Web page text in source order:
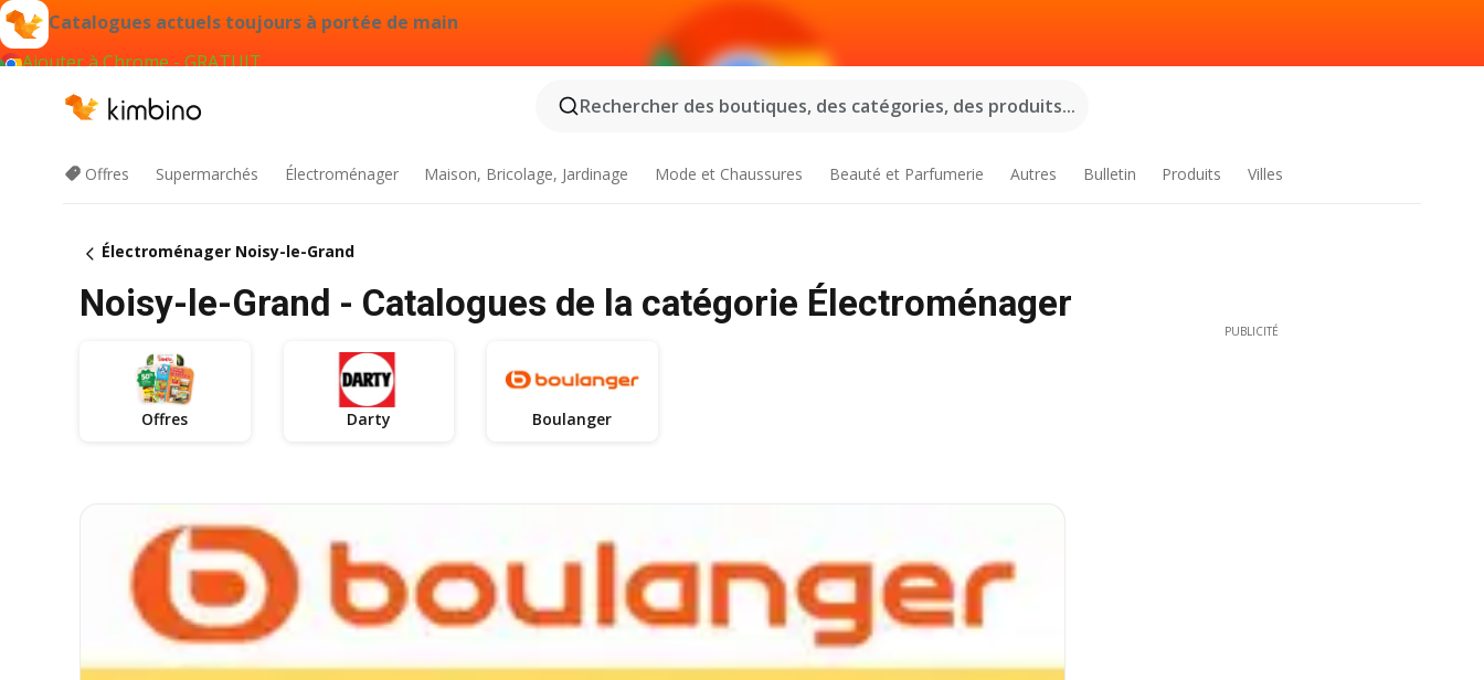
Catalogues actuels toujours à portée de main
Ajouter à Chrome - GRATUIT
Rechercher des boutiques, des catégories, des produits...
Offres Supermarchés Électroménager Maison, Bricolage, Jardinage Mode et Chaussures Beauté et Parfumerie Autres Bulletin Produits Villes
Électroménager Noisy-le-Grand
Noisy-le-Grand - Catalogues de la catégorie Électroménager
Offres Darty Boulanger
PUBLICITÉ